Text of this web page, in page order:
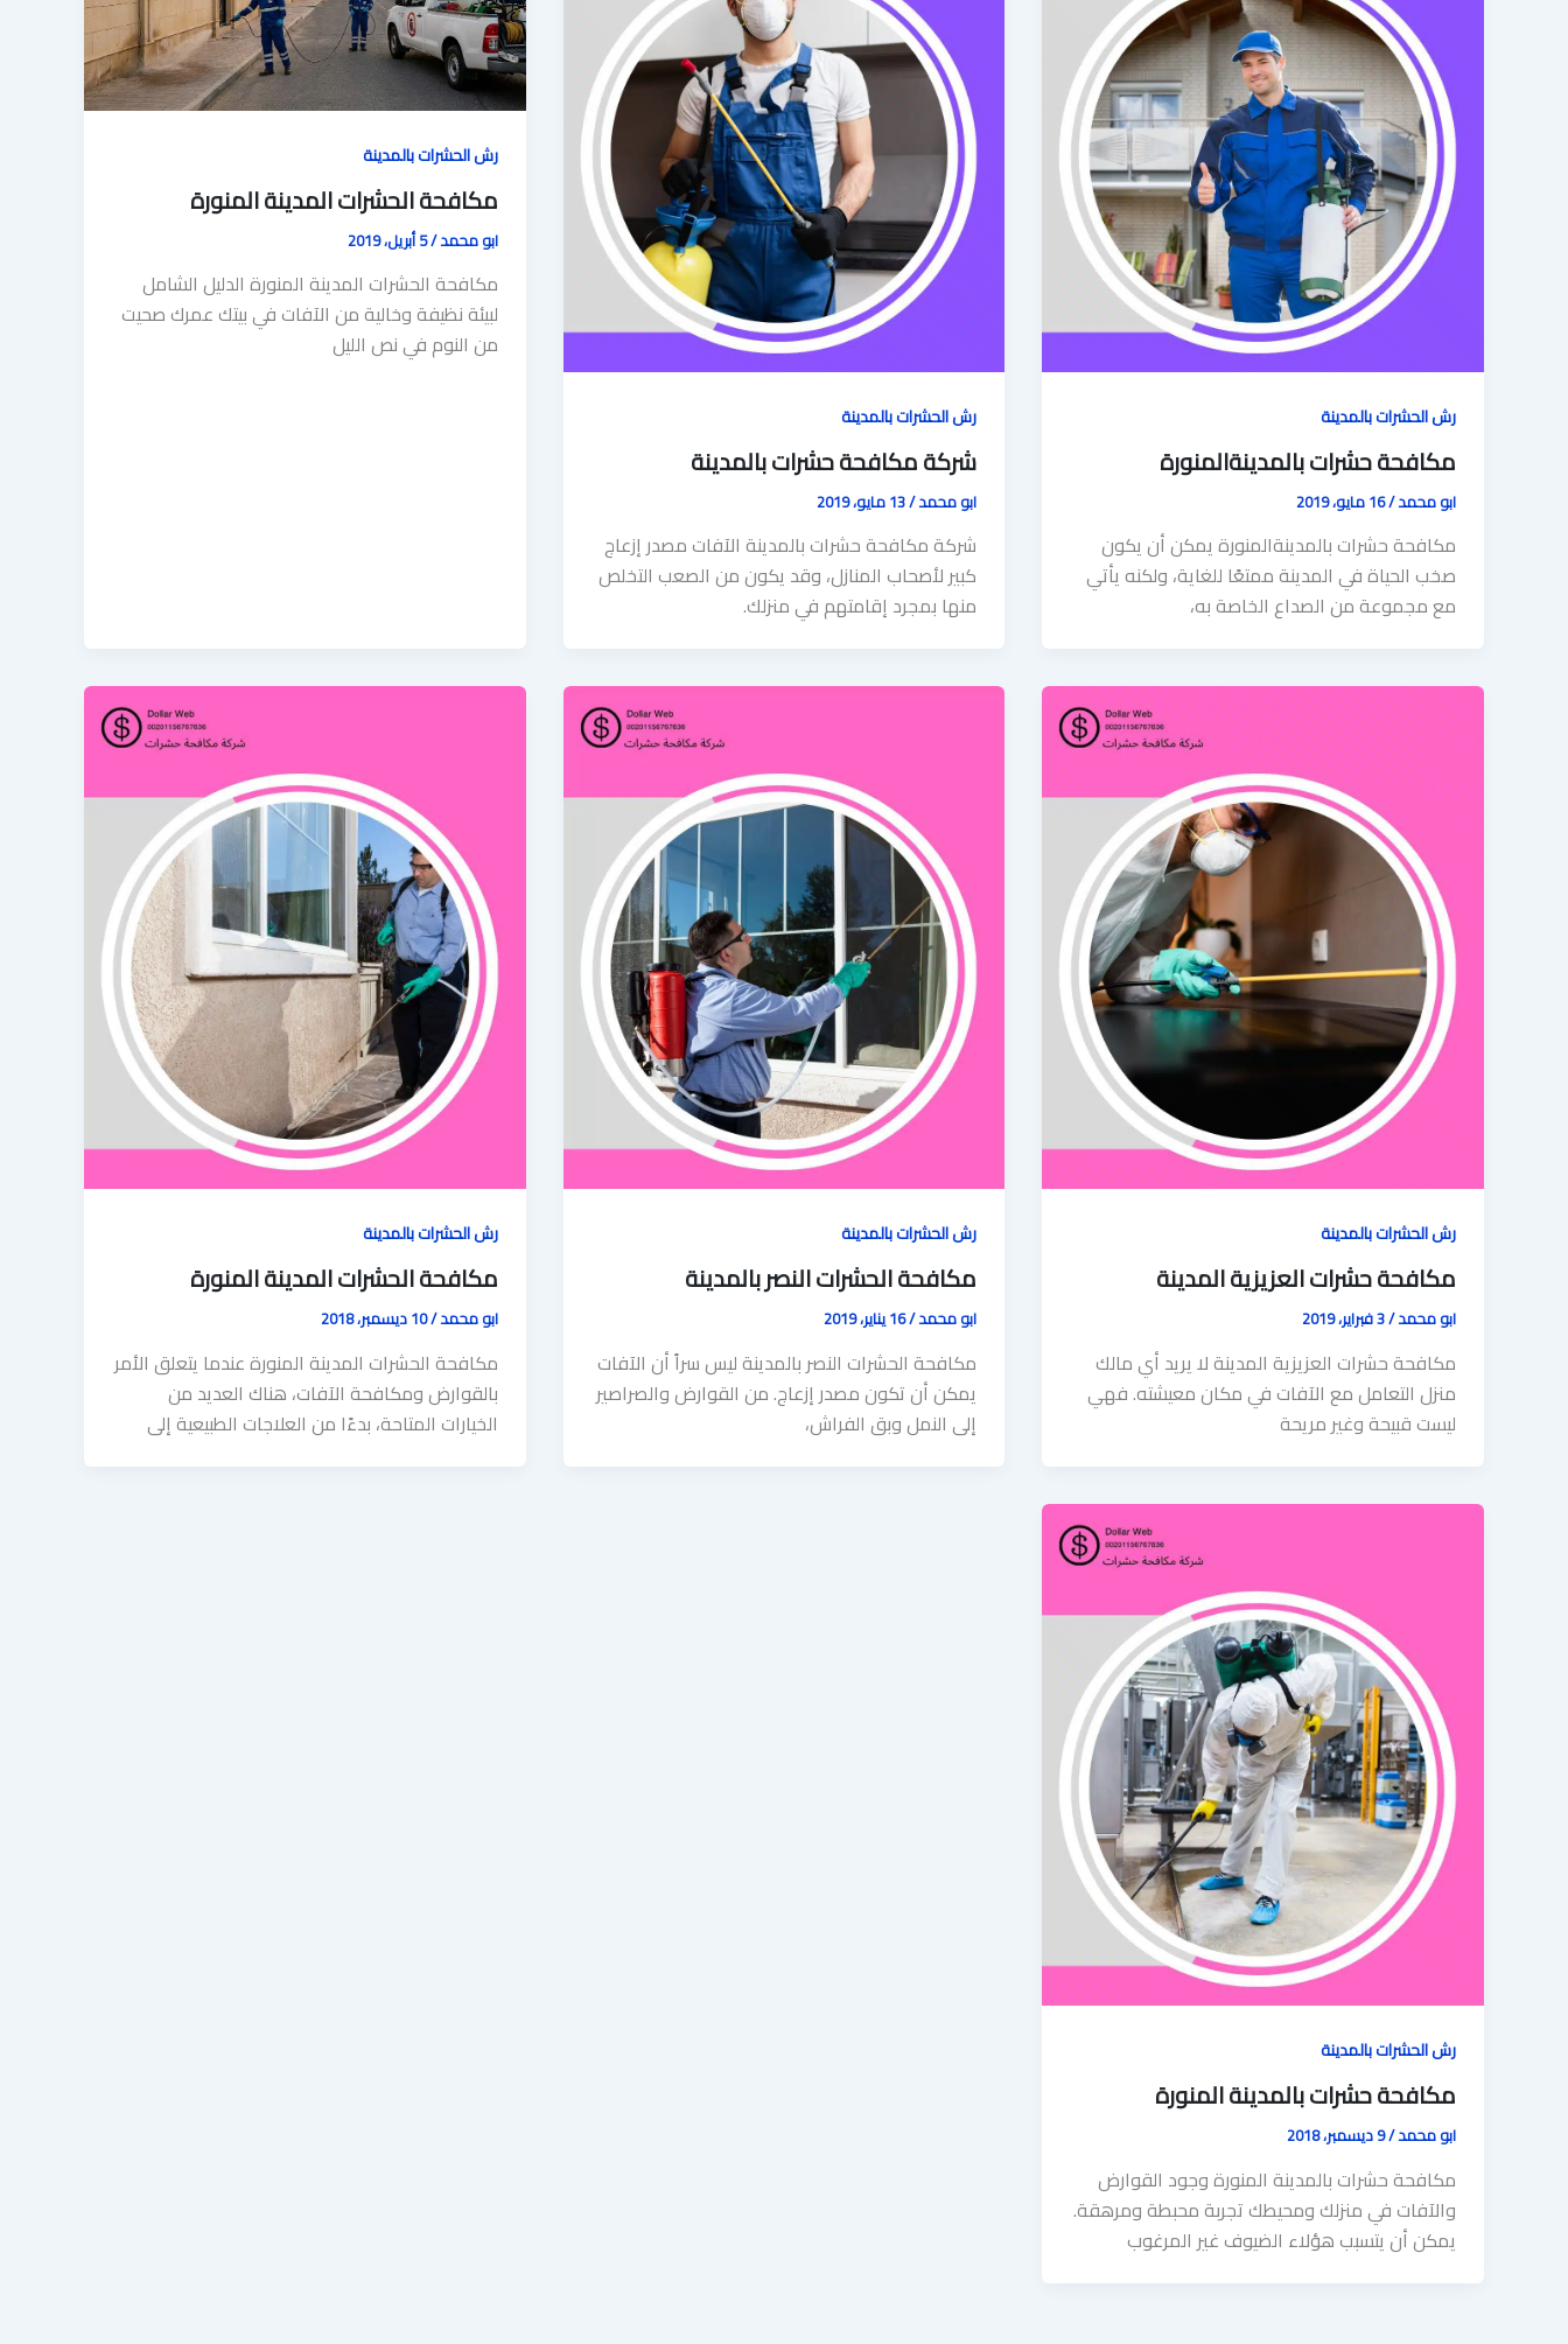
رش الحشرات بالمدينة
مكافحة حشرات بالمدينةالمنورة
ابو محمد/16 مايو، 2019
مكافحة حشرات بالمدينةالمنورة يمكن أن يكون
صخب الحياة في المدينة ممتعًا للغاية، ولكنه يأتي
مع مجموعة من الصداع الخاصة به،
رش الحشرات بالمدينة
شركة مكافحة حشرات بالمدينة
ابو محمد/13 مايو، 2019
شركة مكافحة حشرات بالمدينة الآفات مصدر إزعاج
كبير لأصحاب المنازل، وقد يكون من الصعب التخلص
منها بمجرد إقامتهم في منزلك.
رش الحشرات بالمدينة
مكافحة الحشرات المدينة المنورة
ابو محمد/5 أبريل، 2019
مكافحة الحشرات المدينة المنورة الدليل الشامل
لبيئة نظيفة وخالية من الآفات في بيتك عمرك صحيت
من النوم في نص الليل
رش الحشرات بالمدينة
مكافحة حشرات العزيزية المدينة
ابو محمد/3 فبراير، 2019
مكافحة حشرات العزيزية المدينة لا يريد أي مالك
منزل التعامل مع الآفات في مكان معيشته. فهي
ليست قبيحة وغير مريحة
رش الحشرات بالمدينة
مكافحة الحشرات النصر بالمدينة
ابو محمد/16 يناير، 2019
مكافحة الحشرات النصر بالمدينة ليس سراً أن الآفات
يمكن أن تكون مصدر إزعاج. من القوارض والصراصير
إلى النمل وبق الفراش،
رش الحشرات بالمدينة
مكافحة الحشرات المدينة المنورة
ابو محمد/10 ديسمبر، 2018
مكافحة الحشرات المدينة المنورة عندما يتعلق الأمر
بالقوارض ومكافحة الآفات، هناك العديد من
الخيارات المتاحة، بدءًا من العلاجات الطبيعية إلى
رش الحشرات بالمدينة
مكافحة حشرات بالمدينة المنورة
ابو محمد/9 ديسمبر، 2018
مكافحة حشرات بالمدينة المنورة وجود القوارض
والآفات في منزلك ومحيطك تجربة محبطة ومرهقة.
يمكن أن يتسبب هؤلاء الضيوف غير المرغوب